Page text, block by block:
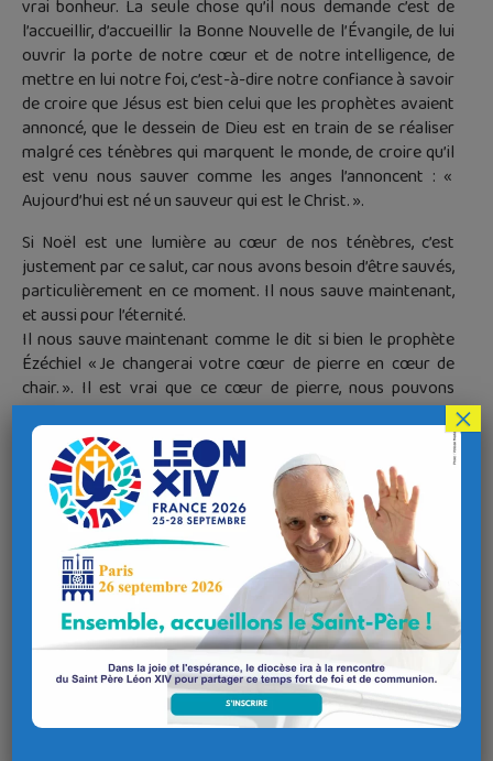
vrai bonheur. La seule chose qu’il nous demande c’est de
l’accueillir, d’accueillir la Bonne Nouvelle de l’Évangile, de lui
ouvrir la porte de notre cœur et de notre intelligence, de
mettre en lui notre foi, c’est-à-dire notre confiance à savoir
de croire que Jésus est bien celui que les prophètes avaient
annoncé, que le dessein de Dieu est en train de se réaliser
malgré ces ténèbres qui marquent le monde, de croire qu’il
est venu nous sauver comme les anges l’annoncent : «
Aujourd’hui est né un sauveur qui est le Christ. ».
Si Noël est une lumière au cœur de nos ténèbres, c’est
justement par ce salut, car nous avons besoin d’être sauvés,
particulièrement en ce moment. Il nous sauve maintenant,
et aussi pour l’éternité.
Il nous sauve maintenant comme le dit si bien le prophète
Ézéchiel « Je changerai votre cœur de pierre en cœur de
chair. ». Il est vrai que ce cœur de pierre, nous pouvons
l’avoir, un cœur dur, incapable de compassion, qui a des
difficultés à aimer vraiment ; un cœur, aussi, qui peut être
figé par la peur ou simplement par l’inquiétude par rapport à
l’avenir. La peur rend dur, méchant et peut même aller
jusqu’à la violence comme nous pouvons le constater
notamment sur les réseaux sociaux. Jésus vient nous
sauver en nous donnant un cœur de chair, un cœur dilaté par
l’amour de Dieu grâce au don de l’Esprit Saint, un cœur
rempli d’amour qui nous rend capables de demander pardon,
de recevoir le pardon et de pardonner aussi, de nous
réconcilier les uns avec les autres. Nous savons à quel point
c’est important dans cette période de Noël, au sein de nos
familles. Cela peut déjà tout changer dans nos relations
familiales, professionnelles ou de voisinage. Avoir un cœur
×